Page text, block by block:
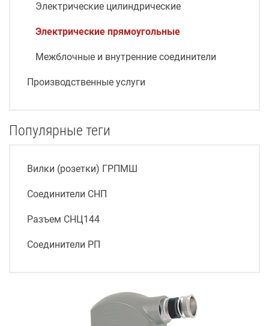
Электрические цилиндрические
Электрические прямоугольные
Межблочные и внутренние соединители
Производственные услуги
Популярные теги
Вилки (розетки) ГРПМШ
Соединители СНП
Разъем СНЦ144
Соединители РП